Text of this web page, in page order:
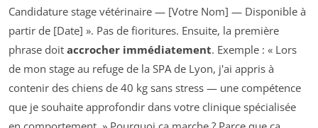
Candidature stage vétérinaire — [Votre Nom] — Disponible à
partir de [Date] ». Pas de fioritures. Ensuite, la première
phrase doit accrocher immédiatement. Exemple : « Lors
de mon stage au refuge de la SPA de Lyon, j'ai appris à
contenir des chiens de 40 kg sans stress — une compétence
que je souhaite approfondir dans votre clinique spécialisée